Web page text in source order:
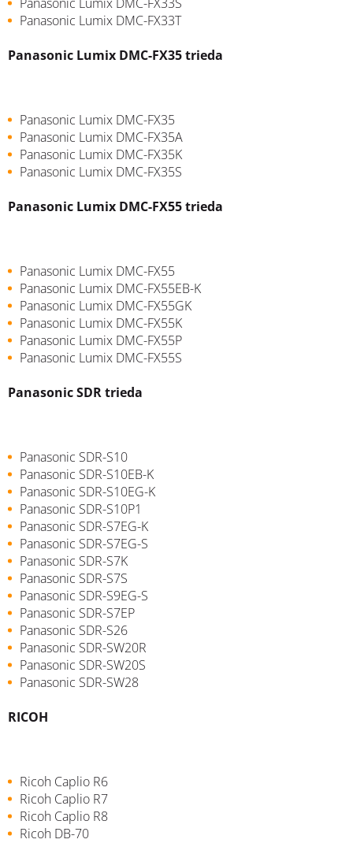
Panasonic Lumix DMC-FX33T
Panasonic Lumix DMC-FX35 trieda
Panasonic Lumix DMC-FX35
Panasonic Lumix DMC-FX35A
Panasonic Lumix DMC-FX35K
Panasonic Lumix DMC-FX35S
Panasonic Lumix DMC-FX55 trieda
Panasonic Lumix DMC-FX55
Panasonic Lumix DMC-FX55EB-K
Panasonic Lumix DMC-FX55GK
Panasonic Lumix DMC-FX55K
Panasonic Lumix DMC-FX55P
Panasonic Lumix DMC-FX55S
Panasonic SDR trieda
Panasonic SDR-S10
Panasonic SDR-S10EB-K
Panasonic SDR-S10EG-K
Panasonic SDR-S10P1
Panasonic SDR-S7EG-K
Panasonic SDR-S7EG-S
Panasonic SDR-S7K
Panasonic SDR-S7S
Panasonic SDR-S9EG-S
Panasonic SDR-S7EP
Panasonic SDR-S26
Panasonic SDR-SW20R
Panasonic SDR-SW20S
Panasonic SDR-SW28
RICOH
Ricoh Caplio R6
Ricoh Caplio R7
Ricoh Caplio R8
Ricoh DB-70